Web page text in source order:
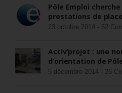
Pôle Emploi
prestations de
23 octobre 2014 - 52
Activ’projet : une
d’orientation de
5 décembre 2014 - 26